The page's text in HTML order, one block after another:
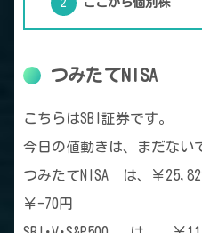
つみたてNISA
こちらはSBI証券です。
今日の値動きは、まだない
つみたてNISA は、￥
￥-70円